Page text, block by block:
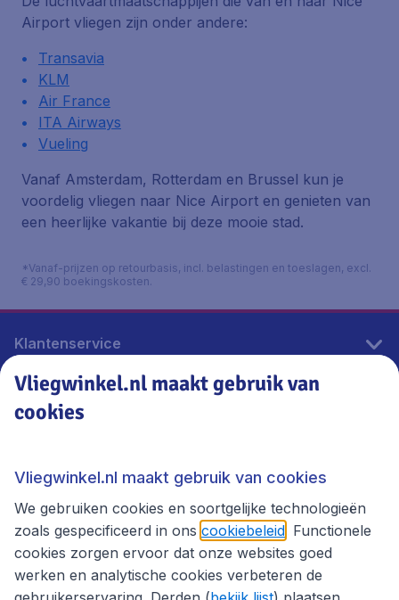
Airport vliegen zijn onder andere:
Transavia
KLM
Air France
ITA Airways
Vueling
Vanaf Amsterdam, Rotterdam en Brussel kun je
voordelig vliegen naar Nice Airport en genieten van
een heerlijke vakantie bij deze mooie stad.
*Vanaf-prijzen op retourbasis, incl. belastingen en toeslagen, excl.
€ 29,90 boekingskosten.
Klantenservice
Vliegwinkel.nl
Thema's
Vliegwinkel.nl maakt gebruik van
cookies
Vliegwinkel.nl maakt gebruik van cookies
We gebruiken cookies en soortgelijke technologieën
zoals gespecificeerd in ons cookiebeleid . Functionele
cookies zorgen ervoor dat onze websites goed
werken en analytische cookies verbeteren de